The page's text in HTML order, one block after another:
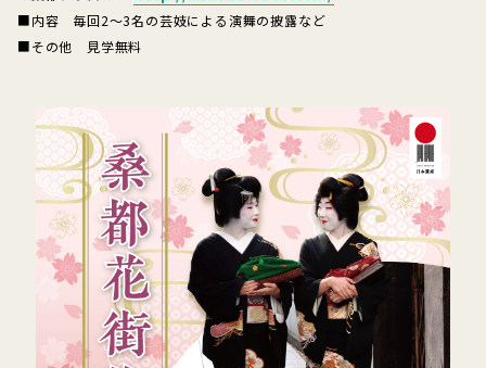
■内容 毎回2～3名の芸妓による演舞の披露など
■その他 見学無料